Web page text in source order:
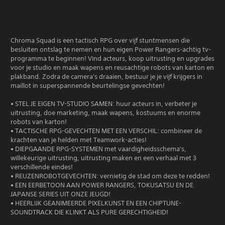
Chroma Squad is een tactisch RPG over vijf stuntmensen die
besluiten ontslag te nemen en hun eigen Power Rangers-achtig tv-
programma te beginnen! Vind acteurs, koop uitrusting en upgrades
voor je studio en maak wapens en reusachtige robots van karton en
plakband. Zodra de camera's draaien, bestuur je je vijf krijgers in
maillot in superspannende beurtelingse gevechten!
• STEL JE EIGEN TV-STUDIO SAMEN: huur acteurs in, verbeter je
uitrusting, doe marketing, maak wapens, kostuums en enorme
robots van karton!
• TACTISCHE RPG-GEVECHTEN MET EEN VERSCHIL: combineer de
krachten van je helden met Teamwork-acties!
• DIEPGAANDE RPG-SYSTEMEN met vaardigheidsschema's,
willekeurige uitrusting, uitrusting maken en een verhaal met 3
verschillende eindes!
• REUZENROBOTGEVECHTEN: vernietig de stad om deze te redden!
• EEN EERBETOON AAN POWER RANGERS, TOKUSATSU EN DE
JAPANSE SERIES UIT ONZE JEUGD!
• HEERLIJK GEANIMEERDE PIXELKUNST EN EEN CHIPTUNE-
SOUNDTRACK DIE KLINKT ALS PURE GERECHTIGHEID!